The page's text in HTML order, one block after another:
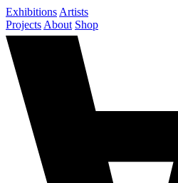
Exhibitions Artists
Projects About Shop